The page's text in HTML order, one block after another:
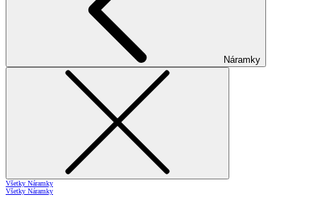
Náramky
Všetky Náramky
Všetky Náramky